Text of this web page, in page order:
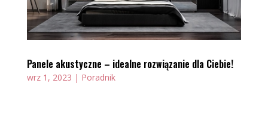
Panele akustyczne – idealne rozwiązanie dla Ciebie!
wrz 1, 2023 | Poradnik